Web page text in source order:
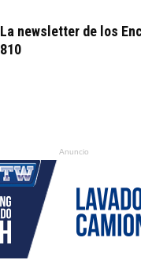
La newsletter de los
810
Anuncio